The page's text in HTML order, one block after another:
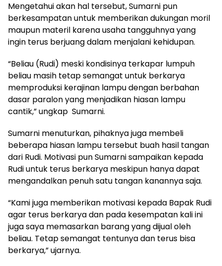
Mengetahui akan hal tersebut, Sumarni pun
berkesampatan untuk memberikan dukungan moril
maupun materil karena usaha tangguhnya yang
ingin terus berjuang dalam menjalani kehidupan.
“Beliau (Rudi) meski kondisinya terkapar lumpuh
beliau masih tetap semangat untuk berkarya
memproduksi kerajinan lampu dengan berbahan
dasar paralon yang menjadikan hiasan lampu
cantik,” ungkap Sumarni.
Sumarni menuturkan, pihaknya juga membeli
beberapa hiasan lampu tersebut buah hasil tangan
dari Rudi. Motivasi pun Sumarni sampaikan kepada
Rudi untuk terus berkarya meskipun hanya dapat
mengandalkan penuh satu tangan kanannya saja.
“Kami juga memberikan motivasi kepada Bapak Rudi
agar terus berkarya dan pada kesempatan kali ini
juga saya memasarkan barang yang dijual oleh
beliau. Tetap semangat tentunya dan terus bisa
berkarya,” ujarnya.